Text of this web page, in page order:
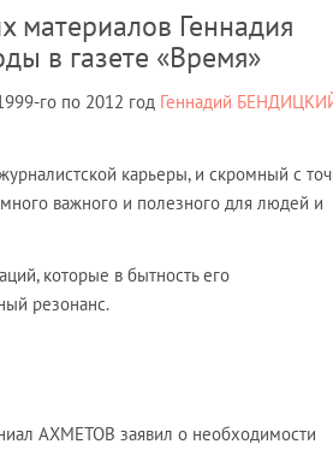
материалов Геннадия
в газете «Время»
го по 2012 год Геннадий
карьеры, и скромный с
важного и полезного для людей и
которые в бытность его
резонанс.
АХМЕТОВ заявил о необходимости